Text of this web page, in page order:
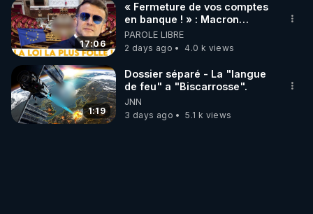
17:06
« Fermeture de vos comptes
en banque ! » : Macron
impose une loi folle !
PAROLE LIBRE
2 days ago
4.0 k views
1:19
Dossier séparé - La "langue
de feu" a "Biscarrosse".
JNN
3 days ago
5.1 k views